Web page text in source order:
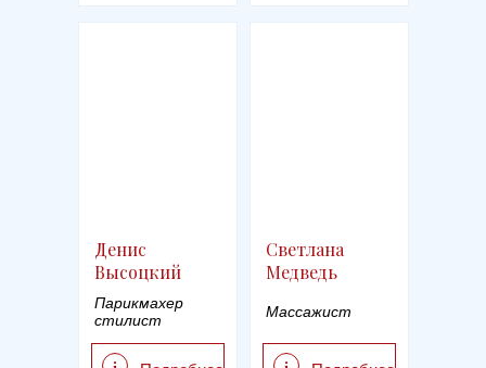
Денис
Высоцкий
Парикмахер
стилист
Светлана
Медведь
Массажист